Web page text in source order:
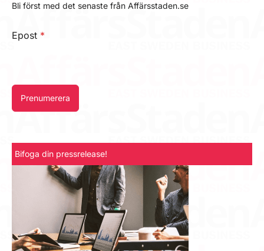
Bli först med det senaste från Affärsstaden.se
Epost *
Prenumerera
Bifoga din pressrelease!